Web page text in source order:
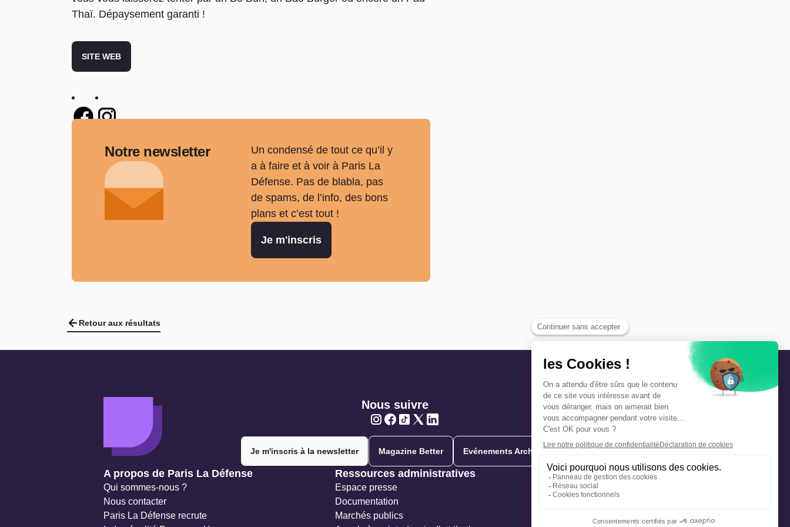
Thaï. Dépaysement garanti !
SITE WEB
Notre newsletter
Un condensé de tout ce qu’il y
a à faire et à voir à Paris La
Défense. Pas de blabla, pas
de spams, de l’info, des bons
plans et c’est tout !
Je m'inscris
Retour aux résultats
Nous suivre
Je m'inscris à la newsletter Magazine Better Evénements Archie
Navigation secondaire
A propos de Paris La Défense
Qui sommes-nous ?
Nous contacter
Paris La Défense recrute
Ressources administratives
Espace presse
Documentation
Marchés publics
Précautions et sécurité
Plan de gestion des risques